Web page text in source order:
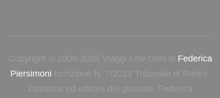
Copyright © 2008-2025 Viaggi Low Cost di Federica
Piersimoni Iscrizione N. 7/2013 Tribunale di Rimini.
Direttrice ed editore del giornale, Federica